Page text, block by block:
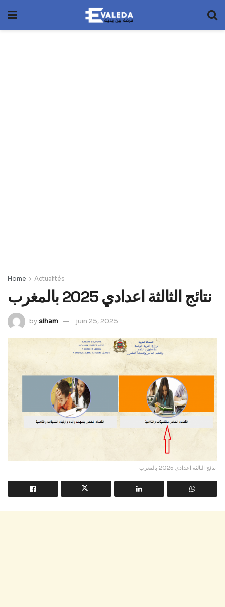
Home Actualités
نتائج الثالثة اعدادي 2025 بالمغرب
bysiham juin 25, 2025